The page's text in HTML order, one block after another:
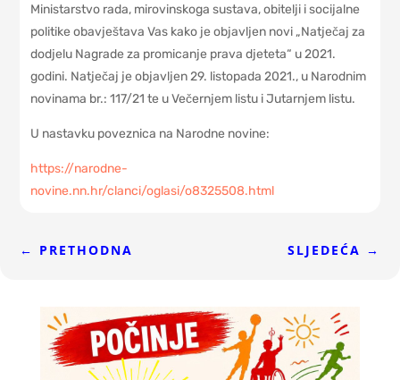
Ministarstvo rada, mirovinskoga sustava, obitelji i socijalne
politike obavještava Vas kako je objavljen novi „Natječaj za
dodjelu Nagrade za promicanje prava djeteta“ u 2021.
godini. Natječaj je objavljen 29. listopada 2021., u Narodnim
novinama br.: 117/21 te u Večernjem listu i Jutarnjem listu.
U nastavku poveznica na Narodne novine:
https://narodne-
novine.nn.hr/clanci/oglasi/o8325508.html
← PRETHODNA SLJEDEĆA →